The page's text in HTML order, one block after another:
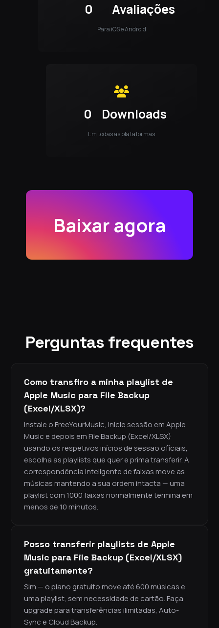
0 Avaliações
Para iOS e Android
0 Downloads
Em todas as plataformas
Baixar agora
Perguntas frequentes
Como transfiro a minha playlist de
Apple Music para File Backup
(Excel/XLSX)?
Instale o FreeYourMusic, inicie sessão em Apple
Music e depois em File Backup (Excel/XLSX)
usando os respetivos inícios de sessão oficiais,
escolha as playlists que quer e prima transferir. A
correspondência inteligente de faixas move as
músicas mantendo a sua ordem intacta — uma
playlist com 1000 faixas normalmente termina em
menos de 10 minutos.
Posso transferir playlists de Apple
Music para File Backup (Excel/XLSX)
gratuitamente?
Sim — o plano gratuito move até 600 músicas e
uma playlist, sem necessidade de cartão. Faça
upgrade para transferências ilimitadas, Auto-
Sync e Cloud Backup.